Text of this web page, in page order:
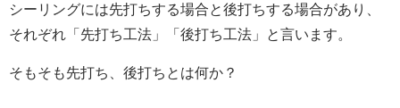
シーリングには先打ちする場合と後打ちする場合があり、
それぞれ「先打ち工法」「後打ち工法」と言います。
そもそも先打ち、後打ちとは何か？